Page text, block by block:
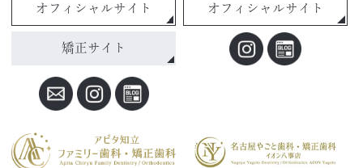
オフィシャルサイト
矯正サイト
オフィシャルサイト